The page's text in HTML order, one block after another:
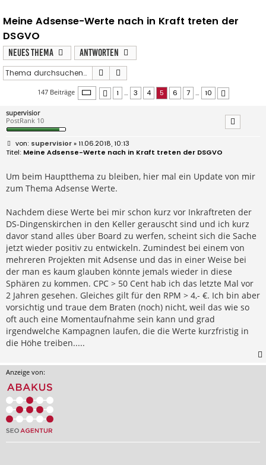
Meine Adsense-Werte nach in Kraft treten der
DSGVO
Neues Thema
Antworten
Suche
147 Beiträge Seite von 10
Vorherige
1 … 3 4 5 6 7 … 10
supervisior
PostRank 10
B
e
i
r
a
g
supervisior» 11.06.2018, 10:13
Meine Adsense-Werte nach in Kraft treten der DSGVO
Um beim Hauptthema zu bleiben, hier mal ein Update von mir
zum Thema Adsense Werte.
Nachdem diese Werte bei mir schon kurz vor Inkraftreten der
DS-Dingenskirchen in den Keller gerauscht sind und ich kurz
davor stand alles über Board zu werfen, scheint sich die Sache
jetzt wieder positiv zu entwickeln. Zumindest bei einem von
mehreren Projekten mit Adsense und das in einer Weise bei
der man es kaum glauben könnte jemals wieder in diese
Sphären zu kommen. CPC > 50 Cent hab ich das letzte Mal vor
2 Jahren gesehen. Gleiches gilt für den RPM > 4,- €. Ich bin aber
vorsichtig und traue dem Braten (noch) nicht, weil das wie so
oft auch eine Momentaufnahme sein kann und grad
irgendwelche Kampagnen laufen, die die Werte kurzfristig in
die Höhe treiben.....
Anzeige von: